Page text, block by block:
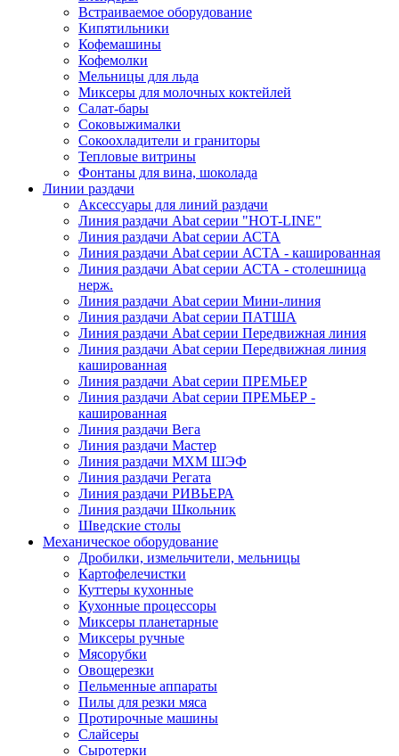
Встраиваемое оборудование
Кипятильники
Кофемашины
Кофемолки
Мельницы для льда
Миксеры для молочных коктейлей
Салат-бары
Соковыжималки
Сокоохладители и граниторы
Тепловые витрины
Фонтаны для вина, шоколада
Линии раздачи
Аксессуары для линий раздачи
Линия раздачи Abat серии "HOT-LINE"
Линия раздачи Abat серии АСТА
Линия раздачи Abat серии АСТА - кашированная
Линия раздачи Abat серии АСТА - столешница
нерж.
Линия раздачи Abat серии Мини-линия
Линия раздачи Abat серии ПАТША
Линия раздачи Abat серии Передвижная линия
Линия раздачи Abat серии Передвижная линия
кашированная
Линия раздачи Abat серии ПРЕМЬЕР
Линия раздачи Abat серии ПРЕМЬЕР -
кашированная
Линия раздачи Вега
Линия раздачи Мастер
Линия раздачи МХМ ШЭФ
Линия раздачи Регата
Линия раздачи РИВЬЕРА
Линия раздачи Школьник
Шведские столы
Механическое оборудование
Дробилки, измельчители, мельницы
Картофелечистки
Куттеры кухонные
Кухонные процессоры
Миксеры планетарные
Миксеры ручные
Мясорубки
Овощерезки
Пельменные аппараты
Пилы для резки мяса
Протирочные машины
Слайсеры
Сыротерки